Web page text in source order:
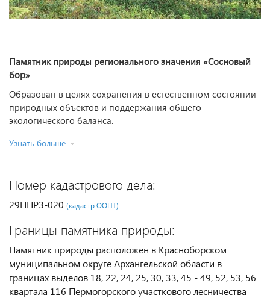
Памятник природы регионального значения «Сосновый
бор»
Образован в целях сохранения в естественном состоянии
природных объектов и поддержания общего
экологического баланса.
Узнать больше
Номер кадастрового дела:
29ППРЗ-020 (кадастр ООПТ)
Границы памятника природы:
Памятник природы расположен в Красноборском
муниципальном округе Архангельской области в
границах выделов 18, 22, 24, 25, 30, 33, 45 - 49, 52, 53, 56
квартала 116 Пермогорского участкового лесничества